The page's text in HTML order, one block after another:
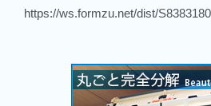
https://ws.formzu.net/dist/